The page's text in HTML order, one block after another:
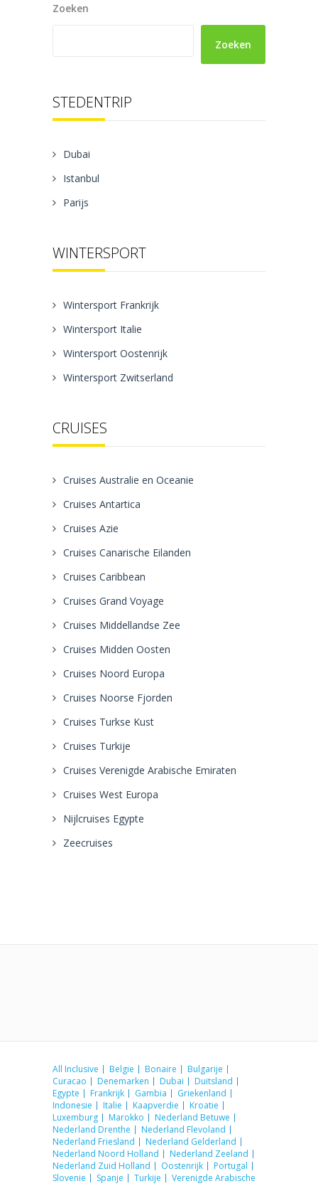
Zoeken
Zoeken
STEDENTRIP
Dubai
Istanbul
Parijs
WINTERSPORT
Wintersport Frankrijk
Wintersport Italie
Wintersport Oostenrijk
Wintersport Zwitserland
CRUISES
Cruises Australie en Oceanie
Cruises Antartica
Cruises Azie
Cruises Canarische Eilanden
Cruises Caribbean
Cruises Grand Voyage
Cruises Middellandse Zee
Cruises Midden Oosten
Cruises Noord Europa
Cruises Noorse Fjorden
Cruises Turkse Kust
Cruises Turkije
Cruises Verenigde Arabische Emiraten
Cruises West Europa
Nijlcruises Egypte
Zeecruises
All Inclusive Belgie Bonaire
Bulgarije
Curacao
Denemarken Dubai
Duitsland
Egypte
Frankrijk Gambia
Griekenland
Indonesie
Italie Kaapverdie
Kroatie
Luxemburg
Marokko
Nederland Betuwe
Nederland Drenthe
Nederland Flevoland
Nederland Friesland
Nederland Gelderland
Nederland Noord Holland
Nederland Zeeland
Nederland Zuid Holland
Oostenrijk
Portugal
Slovenie
Spanje Turkije
Verenigde Arabische